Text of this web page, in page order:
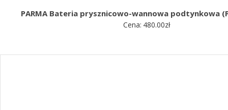
PARMA Bateria prysznicowo-wannowa podtynkowa
Cena: 480.00zł